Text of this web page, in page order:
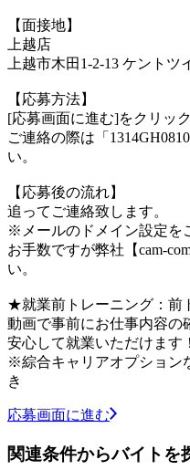
【面接地】
上越店
上越市木田1-2-13 ケント
【応募方法】
[応募画面に進む]をクリッ
ご連絡の際は「
い。
【応募後の流れ】
追ってご連絡致します。
※メールのドメイン設定を
お手数ですが弊社【cam-
い。
★就業前トレーニング：前
動画で事前にお仕事内容の
安心して就業いただけます！
※綜合キャリアオプション
き
応募画面に進む
関連条件からバイトを